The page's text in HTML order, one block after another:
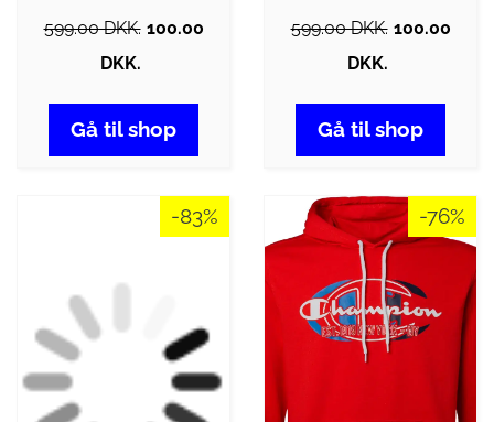
599.00 DKK. 100.00
DKK.
Gå til shop
599.00 DKK. 100.00
DKK.
Gå til shop
-83% -76%